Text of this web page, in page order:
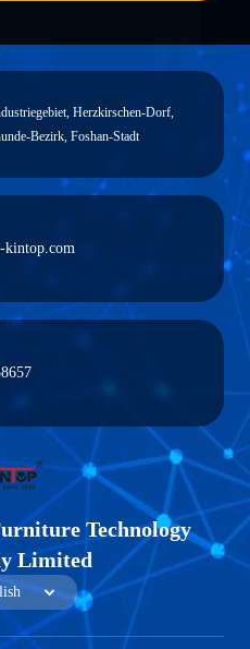
Herzkirschen-Dorf,
Bezirk, Foshan-Stadt
kintop.com
Technology
Limited